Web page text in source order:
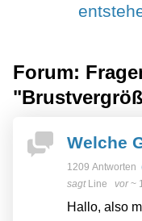
Forum:
Welche
1209 Antworten
sagt Line vor~
Hallo, also